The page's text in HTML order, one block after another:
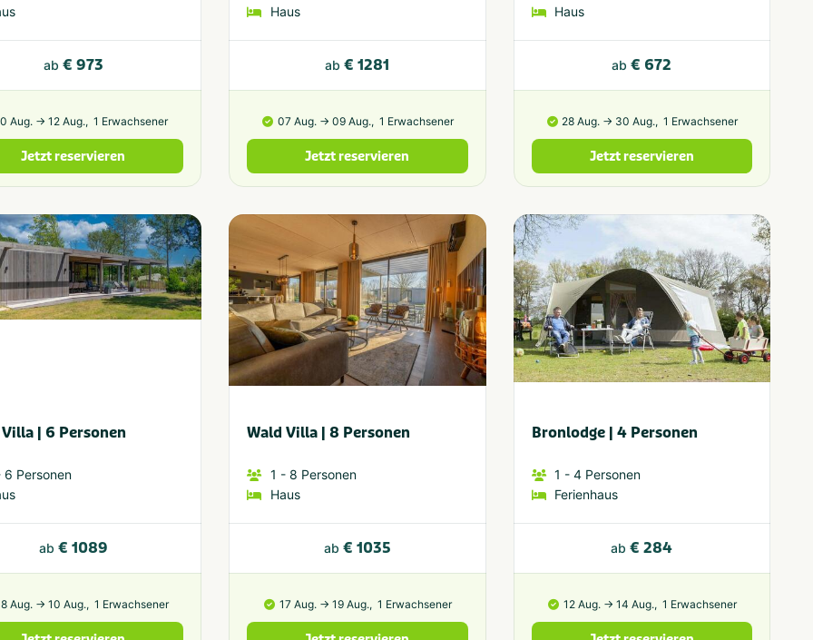
ab € 973
Aug. → 12 Aug., 1 Erwachsener
Jetzt reservieren
Haus
ab € 1281
07 Aug. → 09 Aug., 1 Erwachsener
Jetzt reservieren
Haus
ab € 672
28 Aug. → 30 Aug., 1 Erwachsener
Jetzt reservieren
| 6 Personen
Personen
ab € 1089
Aug. → 10 Aug., 1 Erwachsener
Wald Villa | 8 Personen
1 - 8 Personen
Haus
ab € 1035
17 Aug. → 19 Aug., 1 Erwachsener
Bronlodge | 4 Personen
1 - 4Personen
Ferienhaus
ab € 284
12 Aug. → 14 Aug., 1 Erwachsener